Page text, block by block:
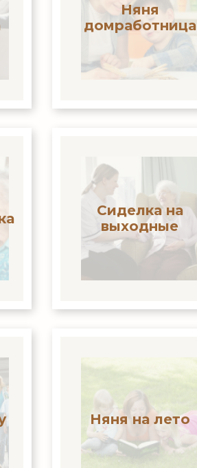
Няня
домработница
Сиделка на
выходные
Няня на лето